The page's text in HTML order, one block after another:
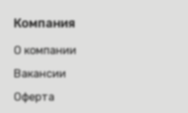
Компания
О компании
Вакансии
Оферта